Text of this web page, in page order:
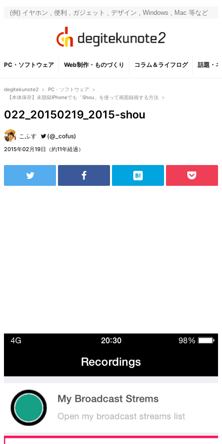
PC・ソフトウェア Web制作・ものづくり コラム＆ライフログ 話題・
degitekunote2 > PC・ソフトウェア
>
【本体保存】未脱獄iPhoneでも「Shou」を使って画面録画する方法 >
022_20150219_2015-shou
こふす (@_cofus)
2015年02月19日（約11年経過）